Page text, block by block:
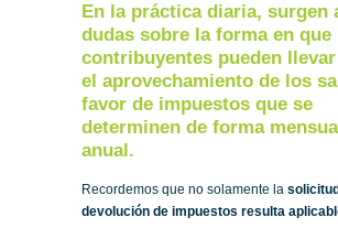
En la práctica diaria, surgen
dudas sobre la forma en que
contribuyentes pueden
el aprovechamiento de los
favor de impuestos que se
determinen de forma
anual.
Recordemos que no solamente la
devolución de impuestos resulta